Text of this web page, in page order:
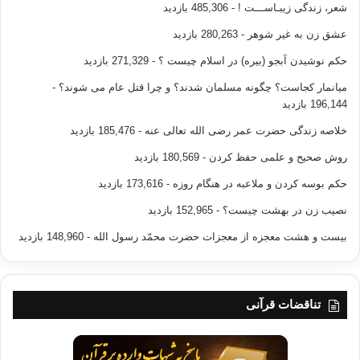
درخواست آب برای وضو کرد، وضو گرفت و اذان را گفتند و ایشان به
امامت برای مردم نماز خواندند.
قضا نمود.
….. از جابر روایت شده است که: أَنّ عُمَرَ بْنَ الْخَطّابِ، یَوْمَ الْخَنْدَقِ،
جَعَلَ یَسُبّ کُفّارَ قُرَیْشٍ. وَقَالَ: یَا رَسُولَ اللّهِ وَالله مَا کِدْتُ أَنْ أُصَلّیَ
الْعَصْرَ حَتّى کَادَتْ أَنْ تَغْرُبَ الشّمْسُ. فَقَالَ رَسُولُ اللّهِ صلى الله علیه
صلى الله علیه وسلم. وَتَوَضّأْنَا. فَصَلّى رَسُولُ اللّهِ صلى الله علیه
وسلم الْعَصْرَ بَعْدَمَا غَرَبَتِ الشّمْسُ. ثُمّ صَلّى بَعْدَهَا الْمَغْرِبَ ترجمه: در
گفت و اظهار داشت: ای پیامبر خدا نماز عصر را نخواندم تا اینکه
زمانش سپری شد وغروب آفتاب آمد! پیامبر(ص) فرمود:به خدا قسم
من هم نمازم را نخواندم، به (منطقه بتحان) رفتند و در آنجا وضو
گرفتند و ما هم وضو گرفتیم بعد از غروب آفتاب نماز عصر را خواند و
شعر، زندگی زیبـاســـت ! - 485,306 بازدید
عشق زن به غیر شوهر - 280,263 بازدید
حکم نوشیدن آبجو (بیره) در اسلام چیست ؟ - 271,329 بازدید
میانمار کجاست؟ چگونه مسلمان شدند؟ و چرا قتل عام می شوند؟ -
196,144 بازدید
خلاصه زندگی حضرت عمر رضی الله تعالی عنه - 185,476 بازدید
روش صحیح و علمی حفظ کردن - 180,569 بازدید
حکم بوسه کردن و ملاعبه در هنگام روزه - 173,616 بازدید
نصیب زن در بهشت چیست؟ - 152,965 بازدید
بیست و هشت معجزه از معجزات حضرت محمّد رسول الله - 148,960 بازدید
تناقضات قرآنی